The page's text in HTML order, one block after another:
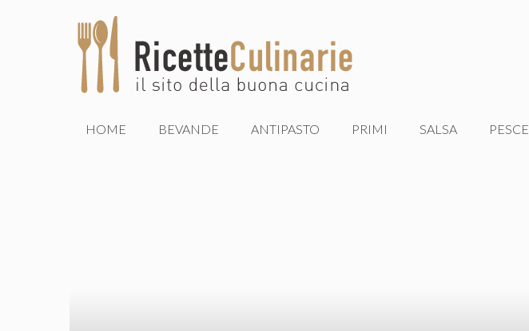
HOME BEVANDE ANTIPASTO PRIMI SALSA PESCE